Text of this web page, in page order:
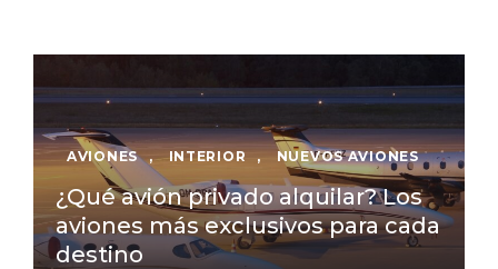
AVIONES , INTERIOR , NUEVOS AVIONES
¿Qué avión privado alquilar? Los
aviones más exclusivos para cada
destino